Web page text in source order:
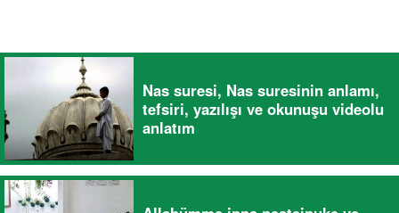
Nas suresi, Nas suresinin anlamı,
tefsiri, yazılışı ve okunuşu videolu
anlatım